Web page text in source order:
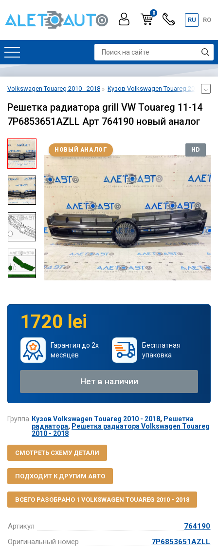
0
RU RO
Volkswagen Touareg 2010 - 2018 Кузов Volkswagen Touareg 2010 -
Решетка радиатора grill VW Touareg 11-14
7P6853651AZLL Арт 764190 новый аналог
НОВЫЙ АНАЛОГ HD
Артикул
764190
Оригинальный номер
7P6853651AZLL
1720 lei
Гарантия до 2х
месяцев
Бесплатная
упаковка
Нет в наличии
Группа Кузов Volkswagen Touareg 2010 - 2018, Решетка
радиатора, Решетка радиатора Volkswagen Touareg
2010 - 2018
СМОТРЕТЬ СХЕМУ ДЕТАЛИ
ПОДХОДИТ К ДРУГИМ АВТО
ВСЕГО РАЗОБРАНО 1 VOLKSWAGEN TOUAREG 2010 - 2018